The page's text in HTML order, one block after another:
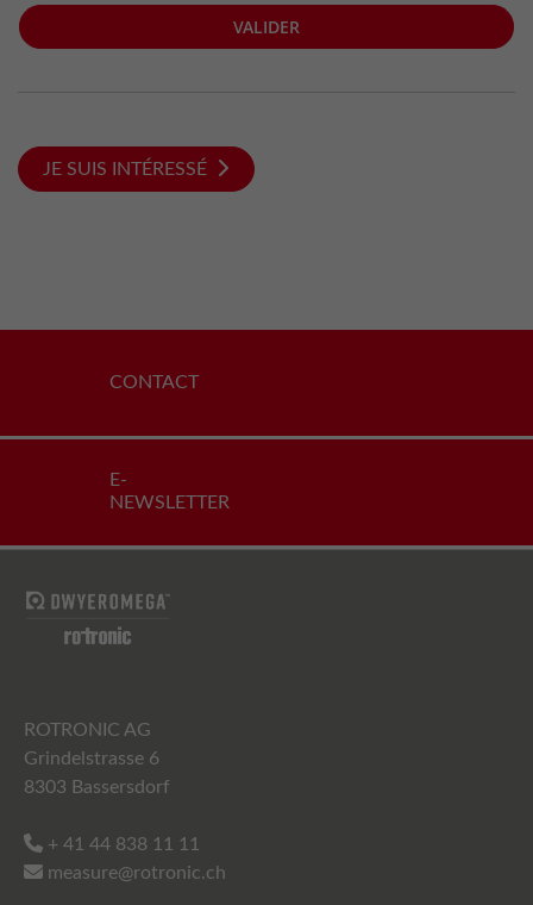
VALIDER
JE SUIS INTÉRESSÉ
CONTACT
E-
NEWSLETTER
ROTRONIC AG
Grindelstrasse 6
8303 Bassersdorf
+ 41 44 838 11 11
measure@rotronic.ch